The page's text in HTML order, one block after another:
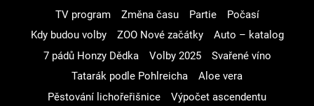
TV program
Změna času Partie
Počasí
Kdy budou volby
ZOO Nové začátky
Auto – katalog
7 pádů Honzy Dědka
Volby 2025
Svařené víno
Tatarák podle Pohlreicha
Aloe vera
Pěstování lichořeřišnice
Výpočet ascendentu